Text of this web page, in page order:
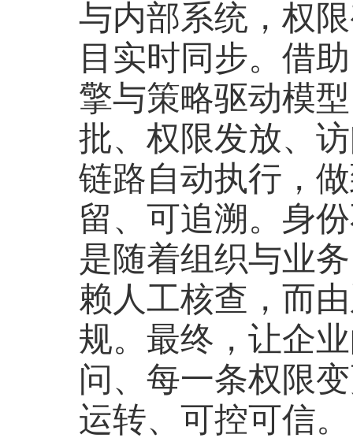
与内部系统，权
目实时同步。借
擎与策略驱动模
批、权限发放、
链路自动执行，
留、可追溯。身
是随着组织与业
赖人工核查，而
规。最终，让企
问、每一条权限
运转、可控可信。